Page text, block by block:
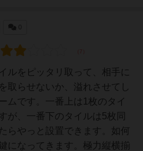
ルをピッタリ取って、相手に
取らせないか、溢れさせてし
ムです。一番上は1枚のタイ
が、一番下のタイルは5枚同
らやっと設置できます。如何
になってきます。極力縦横揃